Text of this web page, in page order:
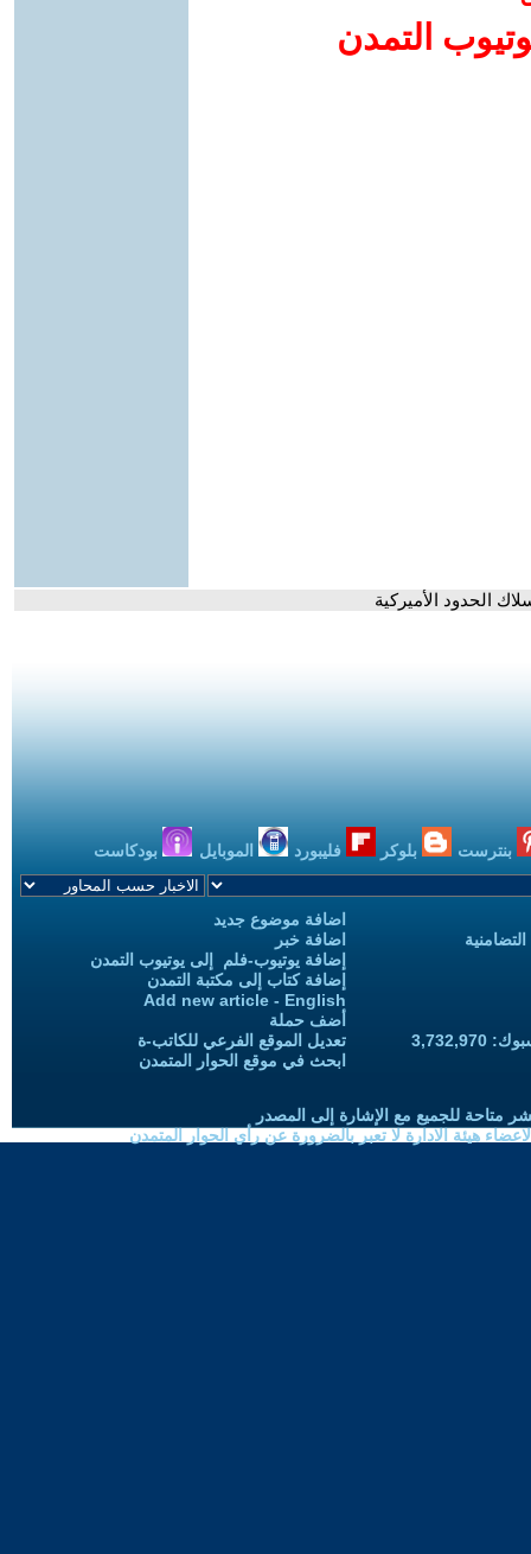
التمدن
الحدود الأميركية
بنترست بلوكر فليبورد الموبايل بودكاست
اضافة موضوع جديد
اضافة خبر
إضافة يوتيوب-فلم إلى يوتيوب التمدن
إضافة كتاب إلى مكتبة التمدن
Add new article - English
أضف حملة
تعديل الموقع الفرعي للكاتب-ة
ابحث في موقع الحوار المتمدن
متاحة للجميع مع الإشارة إلى المصدر
هيئة الادارة لا تعبر بالضرورة عن رأي الحوار المتمدن